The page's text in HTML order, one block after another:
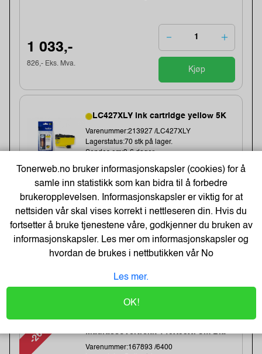
1 033,-
826,- Eks. Mva.
Kjøp
LC427XLY ink cartridge yellow 5K
Varenummer:213927 /LC427XLY
Lagerstatus:70 stk på lager.
Sendes om:3-6 dager
1 033,-
826,- Eks. Mva.
Kampanjevarer
-26% Madrassovertrekk 140X55X7Cm Blå
Varenummer:167893 /6400
Tonerweb.no bruker informasjonskapsler (cookies) for å
samle inn statistikk som kan bidra til å forbedre
brukeropplevelsen. Informasjonskapsler er viktig for at
nettsiden vår skal vises korrekt i nettleseren din. Hvis du
fortsetter å bruke tjenestene våre, godkjenner du bruken av
informasjonskapsler. Les mer om informasjonskapsler og
hvordan de brukes i nettbutikken vårNo
Les mer.
OK!